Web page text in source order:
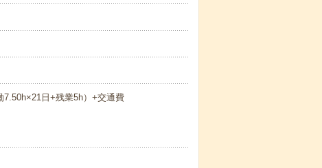
7.50h×21日+残業5h）+交通費